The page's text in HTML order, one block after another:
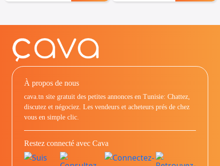
À propos de nous
cava.tn site gratuit des petites annonces en Tunisie: Chattez,
discutez et négociez. Les vendeurs et acheteurs prés de chez
vous en simple clic.
Restez connecté avec Cava